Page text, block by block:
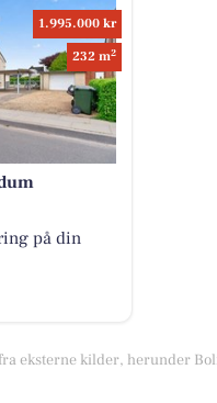
1.995.000 kr
232 m2
på din
eksterne kilder, herunder